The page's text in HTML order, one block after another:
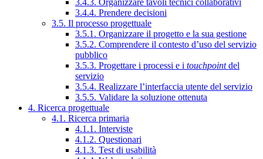
3.4.3. Organizzare tavoli tecnici collaborativi
3.4.4. Prendere decisioni
3.5. Il processo progettuale
3.5.1. Organizzare il progetto e la sua gestione
3.5.2. Comprendere il contesto d’uso del servizio
pubblico
3.5.3. Progettare i processi e i touchpointdel
servizio
3.5.4. Realizzare l’interfaccia utente del servizio
3.5.5. Validare la soluzione ottenuta
4. Ricerca progettuale
4.1. Ricerca primaria
4.1.1. Interviste
4.1.2. Questionari
4.1.3. Test di usabilità